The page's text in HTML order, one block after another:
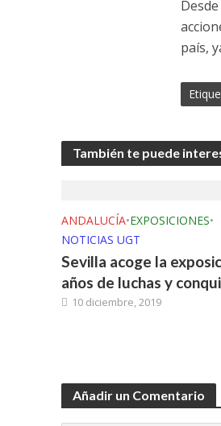
país,
También te puede
ANDALUCÍA•EXPOSICIONES•
NOTICIAS UGT
Sevilla acoge la
años de luchas y
10 diciembre, 2019
Añadir un Comentario